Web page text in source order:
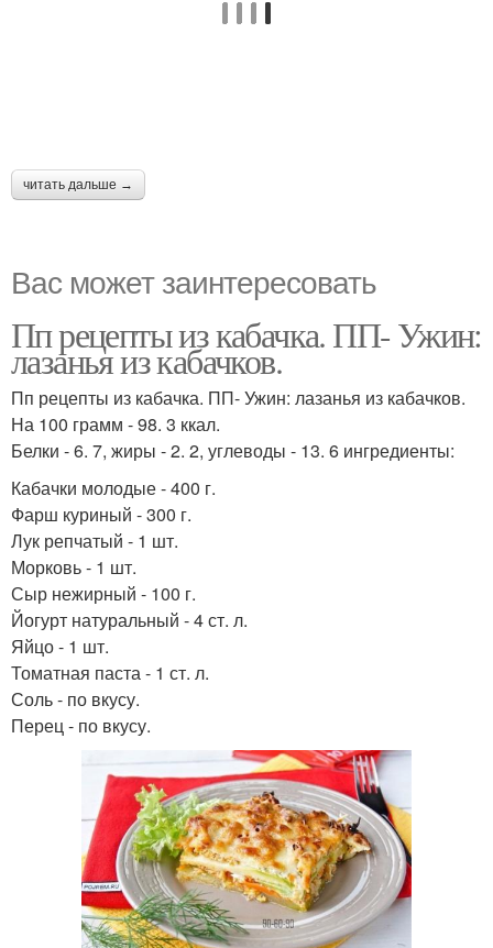
читать дальше →
Вас может заинтересовать
Пп рецепты из кабачка. ПП- Ужин:
лазанья из кабачков.
Пп рецепты из кабачка. ПП- Ужин: лазанья из кабачков.
На 100 грамм - 98. 3 ккал.
Белки - 6. 7, жиры - 2. 2, углеводы - 13. 6 ингредиенты:
Кабачки молодые - 400 г.
Фарш куриный - 300 г.
Лук репчатый - 1 шт.
Морковь - 1 шт.
Сыр нежирный - 100 г.
Йогурт натуральный - 4 ст. л.
Яйцо - 1 шт.
Томатная паста - 1 ст. л.
Соль - по вкусу.
Перец - по вкусу.